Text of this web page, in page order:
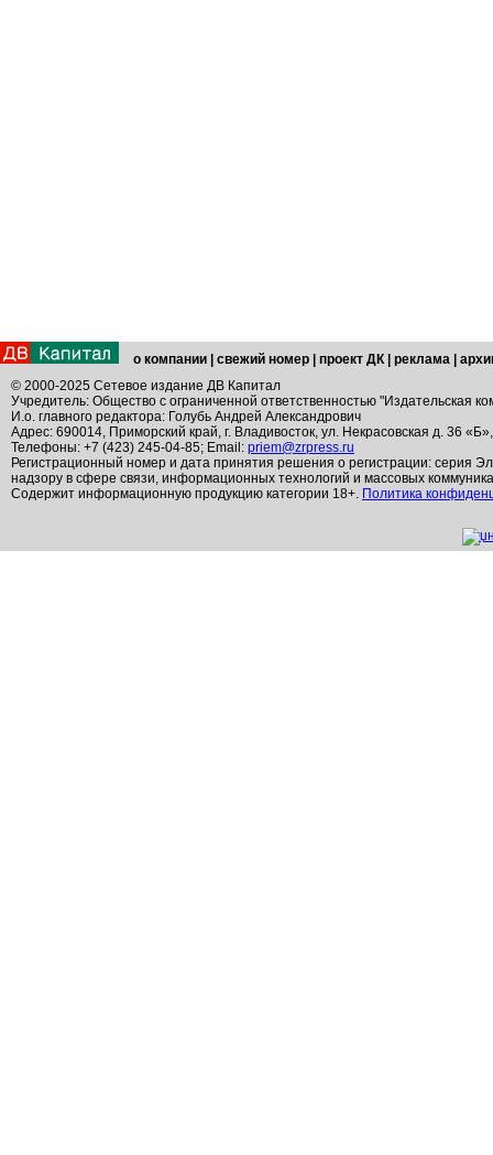
о компании свежий номер проект ДК реклама
© 2000-2025 Сетевое издание ДВ Капитал
Учредитель: Общество с ограниченной ответственностью "Издательская
И.о. главного редактора: Голубь Андрей Александрович
Адрес: 690014, Приморский край, г. Владивосток, ул. Некрасовская д. 36
Телефоны: +7 (423) 245-04-85; Email: priem@zrpress.ru
Регистрационный номер и дата принятия решения о регистрации: серия
надзору в сфере связи, информационных технологий и массовых
Содержит информационную продукцию категории 18+. Политика